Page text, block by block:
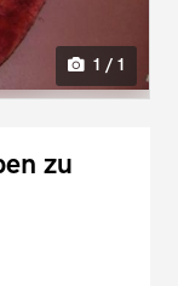
1 / 1
zu